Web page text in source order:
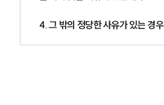
4. 그 밖의 정당한 사유가 있는 경우